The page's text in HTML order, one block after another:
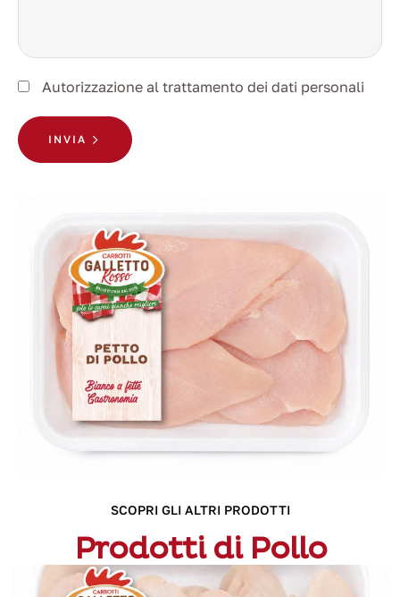
Autorizzazione al trattamento dei dati personali
INVIA
Prodotti di Pollo
SCOPRI GLI ALTRI PRODOTTI